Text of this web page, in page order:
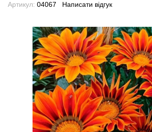
Артикул: 04067 Написати відгук